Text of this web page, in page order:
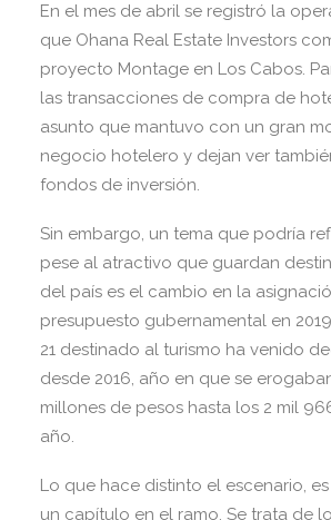
En el mes de abril se registró la
que Ohana Real Estate Investors
proyecto Montage en Los Cabos.
las transacciones de compra de
asunto que mantuvo con un gran
negocio hotelero y dejan ver
fondos de inversión.
Sin embargo, un tema que podría
pese al atractivo que guardan
del país es el cambio en la
presupuesto gubernamental en
21 destinado al turismo ha venido
desde 2016, año en que se
millones de pesos hasta los 2 mil
año.
Lo que hace distinto el escenario,
un capítulo en el ramo. Se trata de